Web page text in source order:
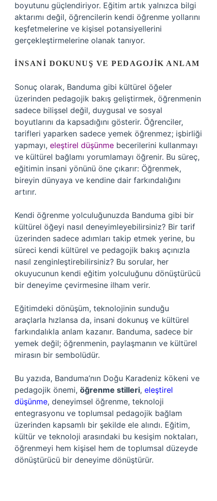
boyutunu güçlendiriyor. Eğitim artık yalnızca bilgi
aktarımı değil, öğrencilerin kendi öğrenme yollarını
keşfetmelerine ve kişisel potansiyellerini
gerçekleştirmelerine olanak tanıyor.
İNSANI DOKUNUŞ VE PEDAGOJIK ANLAM
Sonuç olarak, Banduma gibi kültürel öğeler
üzerinden pedagojik bakış geliştirmek, öğrenmenin
sadece bilişsel değil, duygusal ve sosyal
boyutlarını da kapsadığını gösterir. Öğrenciler,
tarifleri yaparken sadece yemek öğrenmez; işbirliği
yapmayı, eleştirel düşünme becerilerini kullanmayı
ve kültürel bağlamı yorumlamayı öğrenir. Bu süreç,
eğitimin insani yönünü öne çıkarır: Öğrenmek,
bireyin dünyaya ve kendine dair farkındalığını
artırır.
Kendi öğrenme yolculuğunuzda Banduma gibi bir
kültürel öğeyi nasıl deneyimleyebilirsiniz? Bir tarif
üzerinden sadece adımları takip etmek yerine, bu
süreci kendi kültürel ve pedagojik bakış açınızla
nasıl zenginleştirebilirsiniz? Bu sorular, her
okuyucunun kendi eğitim yolculuğunu dönüştürücü
bir deneyime çevirmesine ilham verir.
Eğitimdeki dönüşüm, teknolojinin sunduğu
araçlarla hızlansa da, insani dokunuş ve kültürel
farkındalıkla anlam kazanır. Banduma, sadece bir
yemek değil; öğrenmenin, paylaşmanın ve kültürel
mirasın bir sembolüdür.
Bu yazıda, Banduma’nın Doğu Karadeniz kökeni ve
pedagojik önemi, öğrenme stilleri, eleştirel
düşünme, deneyimsel öğrenme, teknoloji
entegrasyonu ve toplumsal pedagojik bağlam
üzerinden kapsamlı bir şekilde ele alındı. Eğitim,
kültür ve teknoloji arasındaki bu kesişim noktaları,
öğrenmeyi hem kişisel hem de toplumsal düzeyde
dönüştürücü bir deneyime dönüştürür.